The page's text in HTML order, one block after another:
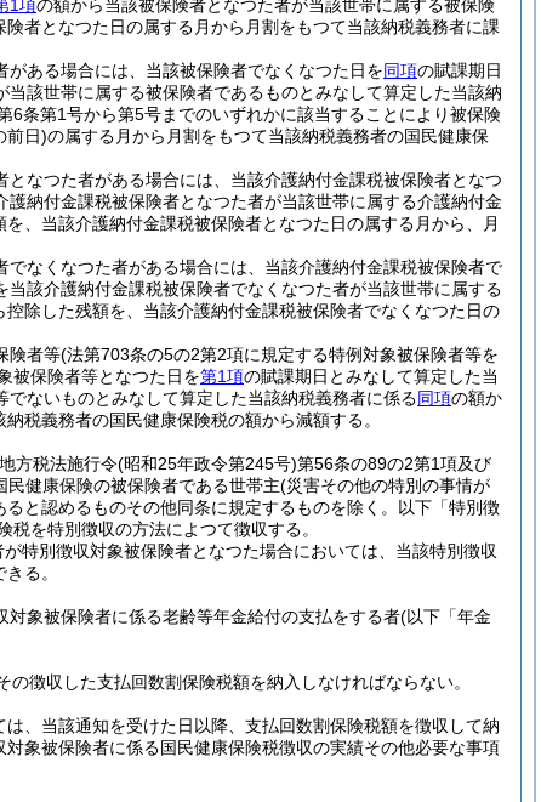
1項の額から当該被保険者となつた者が当該世帯に属する被保険
者となつた日の属する月から月割をもつて当該納税義務者に課
ある場合には、当該被保険者でなくなつた日を同項の賦課期日
該世帯に属する被保険者であるものとみなして算定した当該納
6条第1号から第5号までのいずれかに該当することにより被保険
前日)の属する月から月割をもつて当該納税義務者の国民健康保
なつた者がある場合には、当該介護納付金課税被保険者となつ
護納付金課税被保険者となつた者が当該世帯に属する介護納付金
、当該介護納付金課税被保険者となつた日の属する月から、月
なくなつた者がある場合には、当該介護納付金課税被保険者で
当該介護納付金課税被保険者でなくなつた者が当該世帯に属する
控除した残額を、当該介護納付金課税被保険者でなくなつた日の
険者等(法第703条の5の2第2項に規定する特例対象被保険者等を
被保険者等となつた日を第1項の賦課期日とみなして算定した当
ないものとみなして算定した当該納税義務者に係る同項の額か
税義務者の国民健康保険税の額から減額する。
方税法施行令(昭和25年政令第245号)第56条の89の2第1項及び
健康保険の被保険者である世帯主(災害その他の特別の事情が
と認めるものその他同条に規定するものを除く。以下「特別徴
を特別徴収の方法によつて徴収する。
特別徴収対象被保険者となつた場合においては、当該特別徴収
る。
象被保険者に係る老齢等年金給付の支払をする者(以下「年金
徴収した支払回数割保険税額を納入しなければならない。
、当該通知を受けた日以降、支払回数割保険税額を徴収して納
象被保険者に係る国民健康保険税徴収の実績その他必要な事項